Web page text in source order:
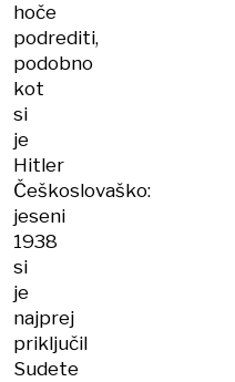
hoče
podrediti,
podobno
kot
si
je
Hitler
Češkoslovaško:
jeseni
1938
si
je
najprej
priključil
Sudete